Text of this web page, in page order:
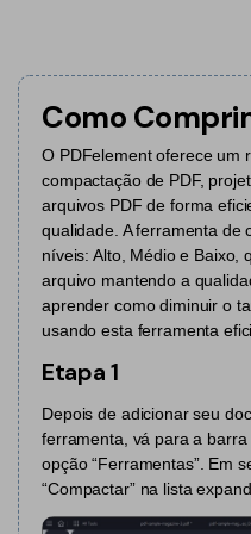
Word para PDF
Leitor de PDF com IA
Mais ferramentas online
Cloud
PDFelement Cloud
Cortar PDF
Formulário PDF
Assinar PDF
PDF em Lote
Assinar Legalmente
Redigir Inteligente
Extrair Dados em
Dicas de negócios
Conhecimento de PDF
Encontre mais tópicos
Soluções de PDF para
Educação
Serviço de TI
Jurídico
Saúde
Financeiro
Governo
Como
O PDFelement oferece um
compactação de PDF,
arquivos PDF de forma
qualidade. A ferramenta de
níveis: Alto, Médio e Baixo,
arquivo mantendo a
aprender como diminuir o
usando esta ferramenta
Etapa 1
Depois de adicionar seu
ferramenta, vá para a
opção “Ferramentas”. Em
“Compactar” na lista